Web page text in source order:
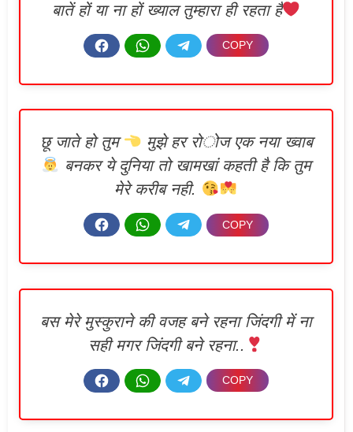
बातें हों या ना हों ख्याल तुम्हारा ही रहता है
छू जाते हो तुम
मुझे हर रोज एक नया ख्वाब
बनकर ये दुनिया तो खामखां कहती है कि तुम
मेरे करीब नही.
बस मेरे मुस्कुराने की वजह बने रहना जिंदगी में ना
सही मगर जिंदगी बने रहना..